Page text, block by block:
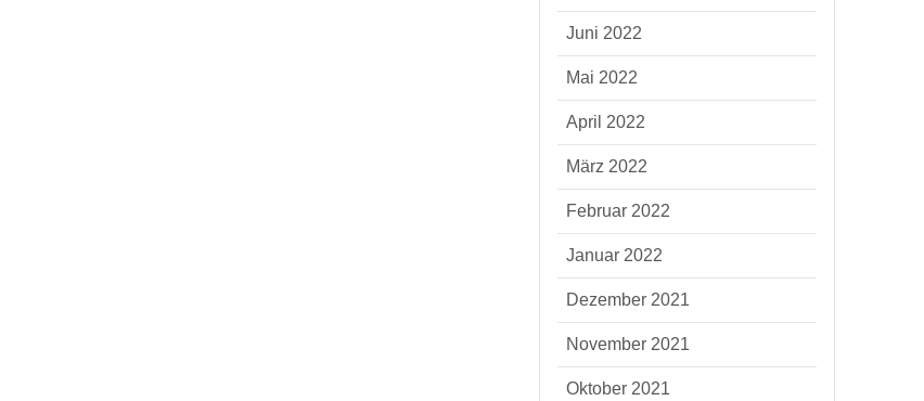
Juni 2022
Mai 2022
April 2022
März 2022
Februar 2022
Januar 2022
Dezember 2021
November 2021
Oktober 2021